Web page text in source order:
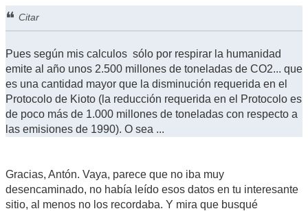
Citar
Pues según mis calculos sólo por respirar la humanidad
emite al año unos 2.500 millones de toneladas de CO2... que
es una cantidad mayor que la disminución requerida en el
Protocolo de Kioto (la reducción requerida en el Protocolo es
de poco más de 1.000 millones de toneladas con respecto a
las emisiones de 1990). O sea ...
Gracias, Antón. Vaya, parece que no iba muy
desencaminado, no había leído esos datos en tu interesante
sitio, al menos no los recordaba. Y mira que busqué